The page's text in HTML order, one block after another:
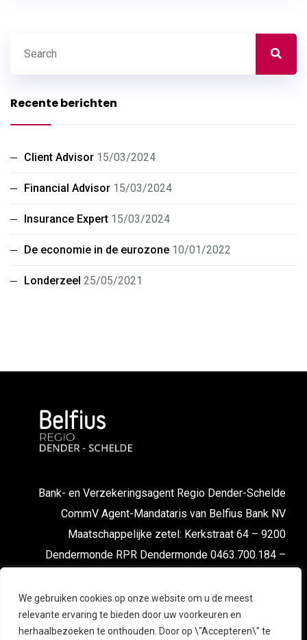
We gebruiken cookies op onze website om u de meest
relevante ervaring te bieden door uw voorkeuren en
herhaalbezoeken te onthouden. Door op \"Accepteren\" te
Recente berichten
Client Advisor 15/03/2024
Financial Advisor 15/03/2024
Insurance Expert 15/03/2024
De economie in de eurozone 10/01/2022
Londerzeel 25/05/2021
Bank- en Verzekeringsagent Regio Dender-Schelde
CommV Agent-Mandataris van Belfius Bank NV
Maatschappelijke zetel: Kerkstraat 64 – 9200
Dendermonde RPR Dendermonde 0463.700.184 –